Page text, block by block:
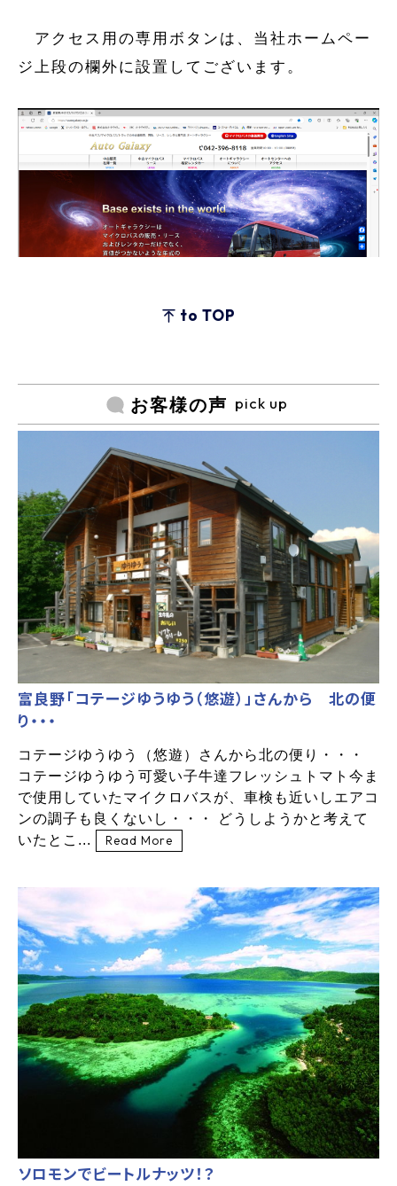
アクセス用の専用ボタンは、当社ホームペー
ジ上段の欄外に設置してございます。
to TOP
お客様の声 pick up
富良野「コテージゆうゆう（悠遊）」さんから 北の便
り・・・
コテージゆうゆう（悠遊）さんから北の便り・・・
コテージゆうゆう可愛い子牛達フレッシュトマト今ま
で使用していたマイクロバスが、車検も近いしエアコ
ンの調子も良くないし・・・ どうしようかと考えて
いたとこ...
Read More
ソロモンでビートルナッツ！？